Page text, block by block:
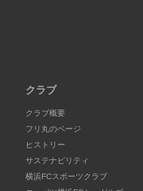
クラブ
クラブ概要
フリ丸のページ
ヒストリー
サステナビリティ
横浜FCスポーツクラブ